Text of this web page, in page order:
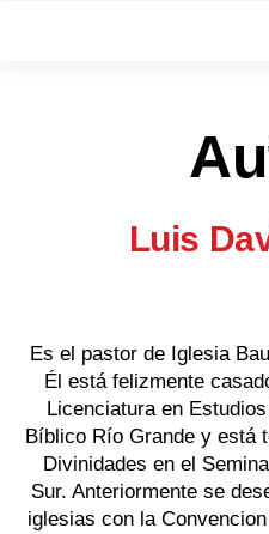
Luis
Es el pastor de Iglesia
Él está felizmente
Licenciatura en
Bíblico Río Grande y está
Divinidades en el
Sur. Anteriormente se
iglesias con la